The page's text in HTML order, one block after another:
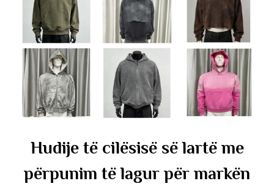
Hudije të cilësisë së lartë me
përpunim të lagur për markën